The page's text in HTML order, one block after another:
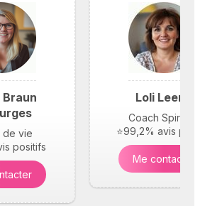
Braun
de vie
positifs
Loli Leene
Coach Spirituel
⭐99,2% avis
Me contacter